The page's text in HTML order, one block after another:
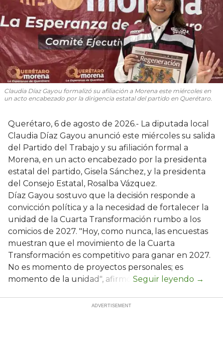
Claudia Díaz Gayou formalizó su afiliación a Morena este miércoles en
un acto encabezado por la dirigencia estatal del partido en Querétaro.
Querétaro, 6 de agosto de 2026.- La diputada local
Claudia Díaz Gayou anunció este miércoles su salida
del Partido del Trabajo y su afiliación formal a
Morena, en un acto encabezado por la presidenta
estatal del partido, Gisela Sánchez, y la presidenta
del Consejo Estatal, Rosalba Vázquez.
Díaz Gayou sostuvo que la decisión responde a
convicción política y a la necesidad de fortalecer la
unidad de la Cuarta Transformación rumbo a los
comicios de 2027. "Hoy, como nunca, las encuestas
muestran que el movimiento de la Cuarta
Transformación es competitivo para ganar en 2027.
No es momento de proyectos personales; es
momento de la unidad", afirmó.